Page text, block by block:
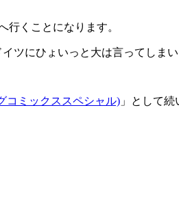
行くことになります。
ツにひょいっと大は言ってしま
コミックススペシャル) 」として続